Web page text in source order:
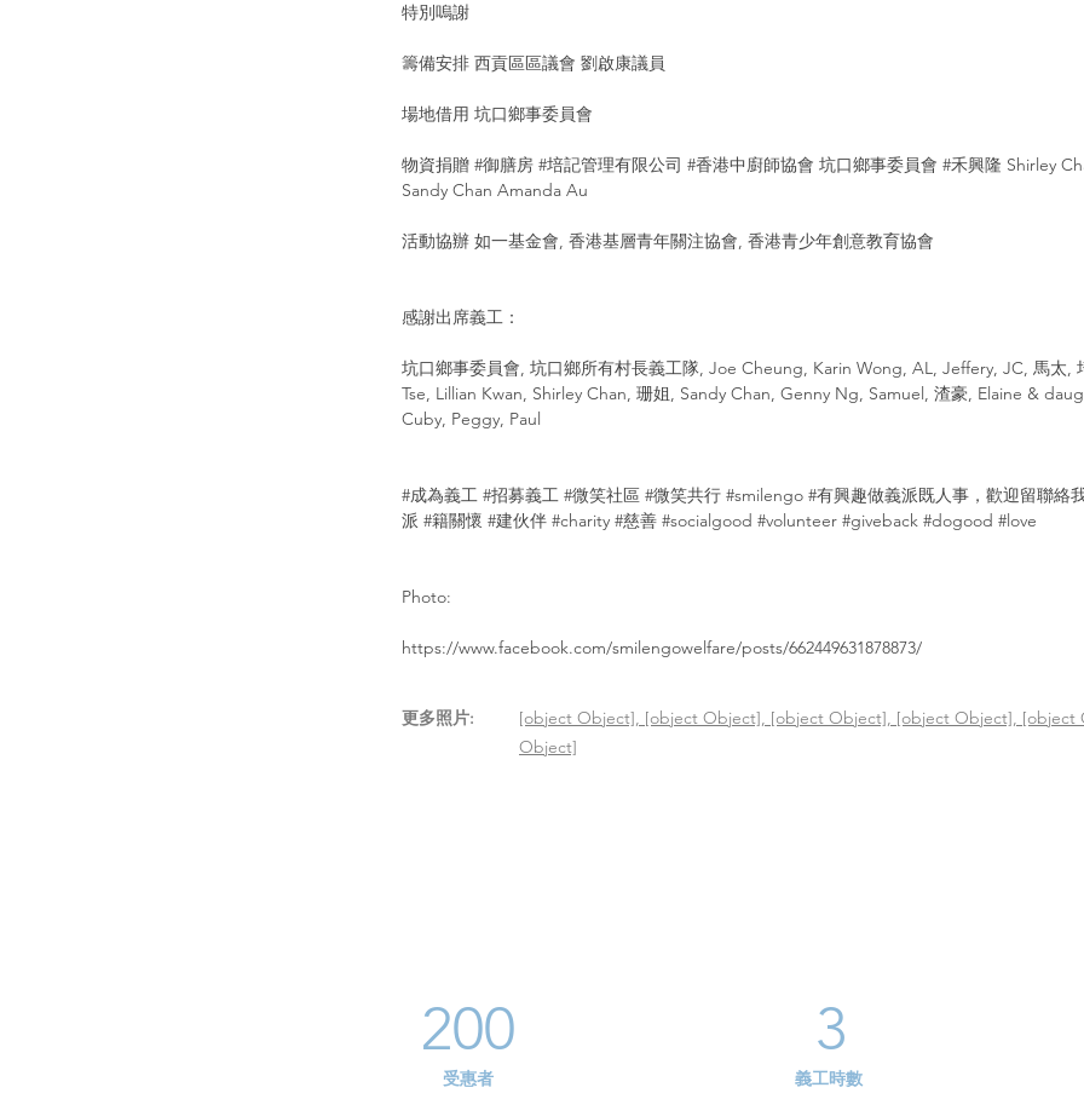
特別嗚謝
籌備安排 西貢區區議會 劉啟康議員
場地借用 坑口鄉事委員會
物資捐贈 #御膳房 #培記管理有限公司 #香港中廚師協會 坑口鄉事委員會 #禾興隆 Shirley
Sandy Chan Amanda Au
活動協辦 如一基金會, 香港基層青年關注協會, 香港青少年創意教育協會
感謝出席義工：
坑口鄉事委員會, 坑口鄉所有村長義工隊, Joe Cheung, Karin Wong, AL, Jeffery, JC, 馬太,
Tse, Lillian Kwan, Shirley Chan, 珊姐, Sandy Chan, Genny Ng, Samuel, 渣豪, Elaine &
Cuby, Peggy, Paul
#成為義工 #招募義工 #微笑社區 #微笑共行 #smilengo #有興趣做義派既人事 ，歡迎留聯絡
派 #籍關懷 #建伙伴 #charity #慈善 #socialgood #volunteer #giveback #dogood #love
Photo:
https://www.facebook.com/smilengowelfare/posts/662449631878873/
​更多照片:
[object Object], [object Object], [object Object], [object Object],
Object]
200
​受惠者
3
義工時數